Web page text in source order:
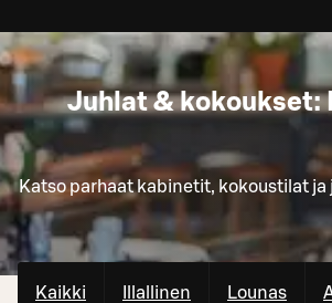
Juhlat & kokoukset:
Katso parhaat kabinetit, kokoustilat
Kaikki Illallinen Lounas